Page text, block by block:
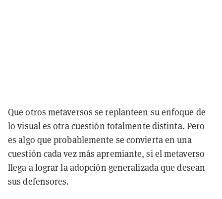
Que otros metaversos se replanteen su enfoque de
lo visual es otra cuestión totalmente distinta. Pero
es algo que probablemente se convierta en una
cuestión cada vez más apremiante, si el metaverso
llega a lograr la adopción generalizada que desean
sus defensores.